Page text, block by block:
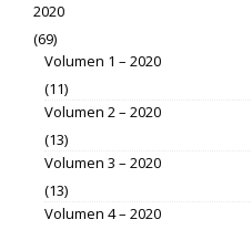
2020
(69)
Volumen 1 – 2020
(11)
Volumen 2 – 2020
(13)
Volumen 3 – 2020
(13)
Volumen 4 – 2020